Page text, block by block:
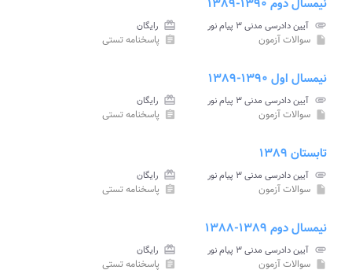
نیمسال دوم ۱۳۹۰-۱۳۸۹
attachment آیین دادرسی مدنی ۳ پیام نور card_giftcard رایگان
insert_drive_file سوالات آزمون assignment پاسخنامه تستی
نیمسال اول ۱۳۹۰-۱۳۸۹
attachment آیین دادرسی مدنی ۳ پیام نور card_giftcard رایگان
insert_drive_file سوالات آزمون assignment پاسخنامه تستی
تابستان ۱۳۸۹
attachment آیین دادرسی مدنی ۳ پیام نور card_giftcard رایگان
insert_drive_file سوالات آزمون assignment پاسخنامه تستی
نیمسال دوم ۱۳۸۹-۱۳۸۸
attachment آیین دادرسی مدنی ۳ پیام نور card_giftcard رایگان
insert_drive_file سوالات آزمون assignment پاسخنامه تستی